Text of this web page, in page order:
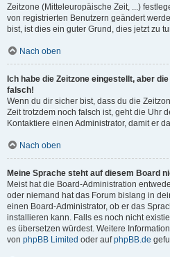
Zeitzone (Mitteleuropäische Zeit, ...)
von registrierten Benutzern geändert
bist, ist dies ein guter Grund, dies jetzt zu
Nach oben
Ich habe die Zeitzone eingestellt, aber
falsch!
Wenn du dir sicher bist, dass du die
Zeit trotzdem noch falsch ist, geht die Uhr
Kontaktiere einen Administrator, damit er
Nach oben
Meine Sprache steht auf diesem Board
Meist hat die Board-Administration
oder niemand hat das Forum bislang in
einen Board-Administrator, ob er das
installieren kann. Falls es noch nicht
es übersetzen würdest. Weitere
von phpBB Limited oder aufphpBB.de